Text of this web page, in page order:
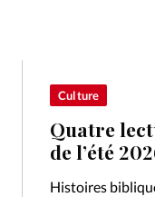
Culture
Quatre
de l’été
Histoires